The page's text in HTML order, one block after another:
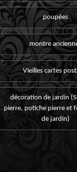
poupées
montre
Vieilles cartes
décoration de jardin
pierre, potiche pierre et
de jardin)